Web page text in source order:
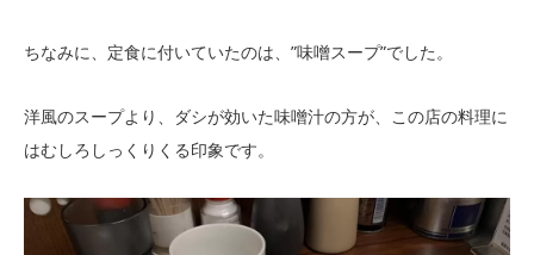
ちなみに、定食に付いていたのは、”味噌スープ”でした。
洋風のスープより、ダシが効いた味噌汁の方が、この店の料理に
はむしろしっくりくる印象です。